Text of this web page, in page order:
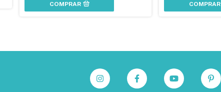
COMPRAR COMPRAR